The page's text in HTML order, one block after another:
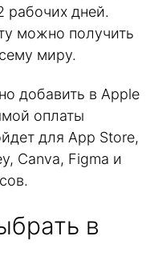
рабочих дней.
можно получить
миру.
добавить в Apple
оплаты
для App Store,
Canva, Figma и
в